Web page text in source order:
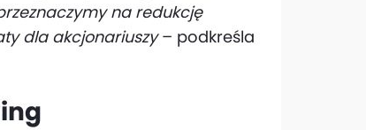
na redukcję
dla akcjonariuszy– podkreśla